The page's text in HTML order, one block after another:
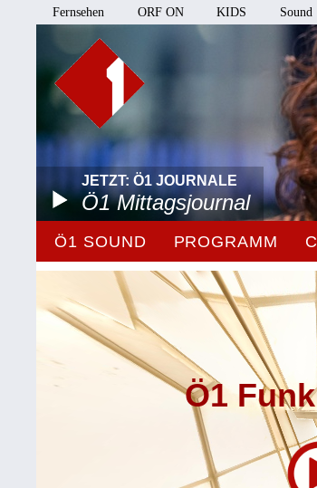
Fernsehen ORF ON KIDS Sound
JETZT: Ö1 JOURNALE
Ö1 Mittagsjournal
Ö1 SOUND PROGRAMM